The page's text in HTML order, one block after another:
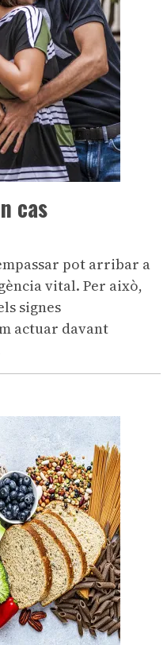
cas
pot arribar a
vital. Per això,
signes
actuar davant